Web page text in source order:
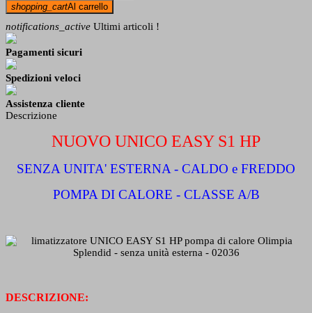
shopping_cartAl carrello
notifications_active Ultimi articoli !
Pagamenti sicuri
Spedizioni veloci
Assistenza cliente
Descrizione
NUOVO UNICO EASY S1 HP
SENZA UNITA' ESTERNA - CALDO e FREDDO
POMPA DI CALORE - CLASSE A/B
DESCRIZIONE: